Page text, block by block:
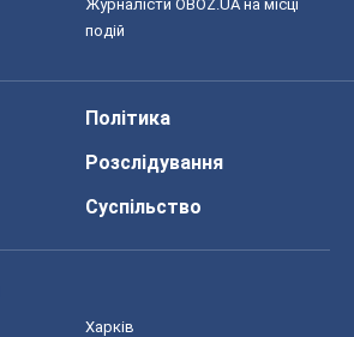
Журналісти OBOZ.UA на місці
подій
Політика
Розслідування
Суспільство
Харків